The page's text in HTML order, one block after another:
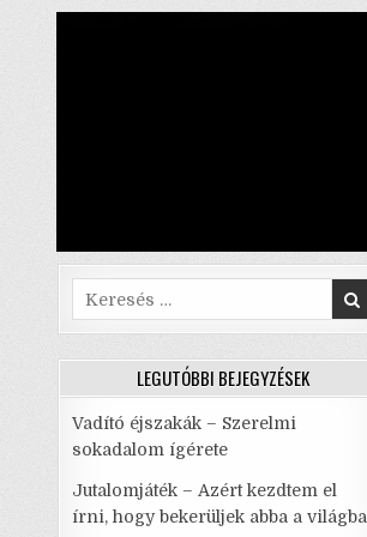
Search
for:
LEGUTÓBBI BEJEGYZÉSEK
Vadító éjszakák – Szerelmi
sokadalom ígérete
Jutalomjáték – Azért kezdtem el
írni, hogy bekerüljek abba a világba